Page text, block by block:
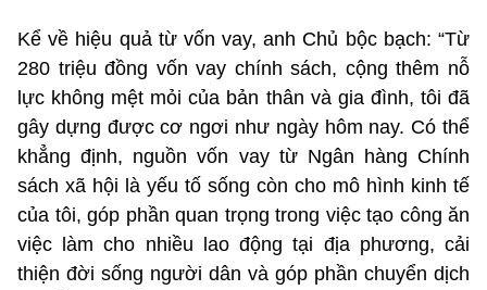
Kể về hiệu quả từ vốn vay, anh Chủ bộc bạch: “Từ
280 triệu đồng vốn vay chính sách, cộng thêm nỗ
lực không mệt mỏi của bản thân và gia đình, tôi đã
gây dựng được cơ ngơi như ngày hôm nay. Có thể
khẳng định, nguồn vốn vay từ Ngân hàng Chính
sách xã hội là yếu tố sống còn cho mô hình kinh tế
của tôi, góp phần quan trọng trong việc tạo công ăn
việc làm cho nhiều lao động tại địa phương, cải
thiện đời sống người dân và góp phần chuyển dịch